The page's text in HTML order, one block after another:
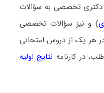
دکتری تخصصی به سؤالات
) و نیز سؤالات تخصصی
هر یک از دروس امتحانی
در کارنامه نتایج اولیه